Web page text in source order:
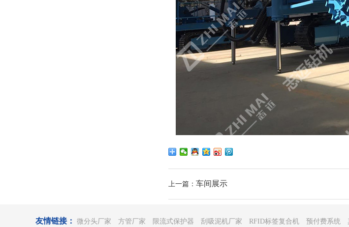
上一篇： 车间展示
友情链接： 微分头厂家 方管厂家 限流式保护器 刮吸泥机厂家 RFID标签复合机 预付费系统